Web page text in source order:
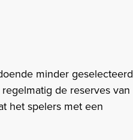
minder geselecteerd
de reserves van
het spelers met een